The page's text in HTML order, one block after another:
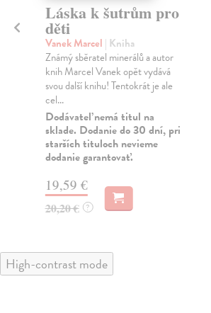
Láska k šutrům pro
děti
Vanek Marcel | Kniha
Známý sběratel minerálů a autor
knih Marcel Vanek opět vydává
svou další knihu! Tentokrát je ale
cel...
Dodávateľ nemá titul na
sklade. Dodanie do 30 dní, pri
starších tituloch nevieme
dodanie garantovať.
19,59 €
20,20 € ?
High-contrast mode